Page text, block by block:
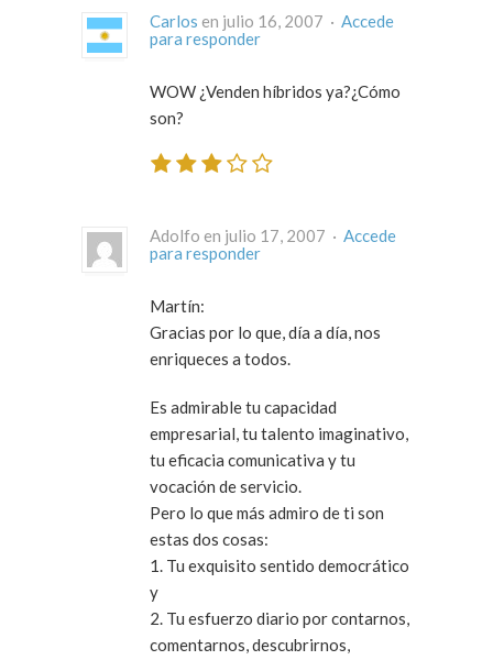
Carlos en julio 16, 2007 · Accede
para responder
WOW ¿Venden híbridos ya?¿Cómo
son?
Adolfo en julio 17, 2007 · Accede
para responder
Martín:
Gracias por lo que, día a día, nos
enriqueces a todos.
Es admirable tu capacidad
empresarial, tu talento imaginativo,
tu eficacia comunicativa y tu
vocación de servicio.
Pero lo que más admiro de ti son
estas dos cosas:
1. Tu exquisito sentido democrático
y
2. Tu esfuerzo diario por contarnos,
comentarnos, descubrirnos,